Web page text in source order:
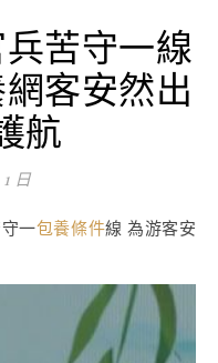
苦守一線
客安然出
航
日
一包養條件線 為游客安
0